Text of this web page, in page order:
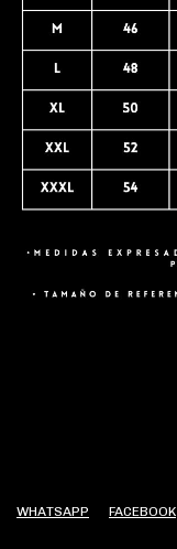
WHATSAPP FACEBOOK